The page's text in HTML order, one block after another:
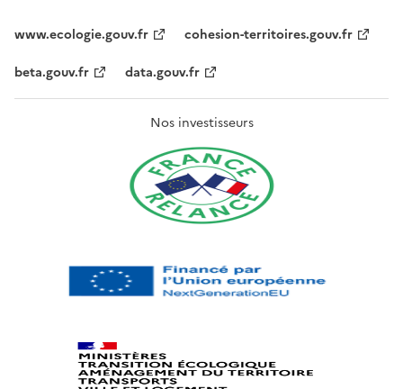
www.ecologie.gouv.fr
cohesion-territoires.gouv.fr
beta.gouv.fr
data.gouv.fr
Nos investisseurs